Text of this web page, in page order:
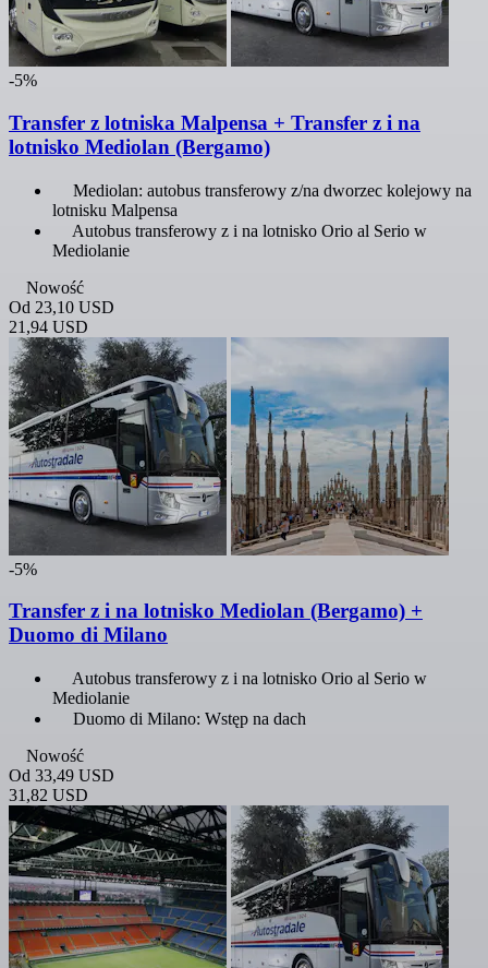
-5%
Transfer z lotniska Malpensa + Transfer z i na
lotnisko Mediolan (Bergamo)
Mediolan: autobus transferowy z/na dworzec kolejowy na
lotnisku Malpensa
Autobus transferowy z i na lotnisko Orio al Serio w
Mediolanie
Nowość
Od 23,10 USD
21,94 USD
-5%
Transfer z i na lotnisko Mediolan (Bergamo) +
Duomo di Milano
Autobus transferowy z i na lotnisko Orio al Serio w
Mediolanie
Duomo di Milano: Wstęp na dach
Nowość
Od 33,49 USD
31,82 USD